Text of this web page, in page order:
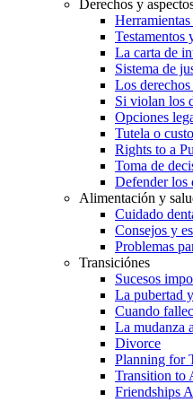
Derechos y
Herramientas
Testamentos
La carta de
Sistema de
Los derechos
Si violan los
Opciones
Tutela o
Rights to a
Toma de
Defender los
Alimentación y
Cuidado
Consejos y
Problemas
Transiciónes
Sucesos
La pubertad
Cuando
La mudanza
Divorce
Planning for
Transition to
Friendships